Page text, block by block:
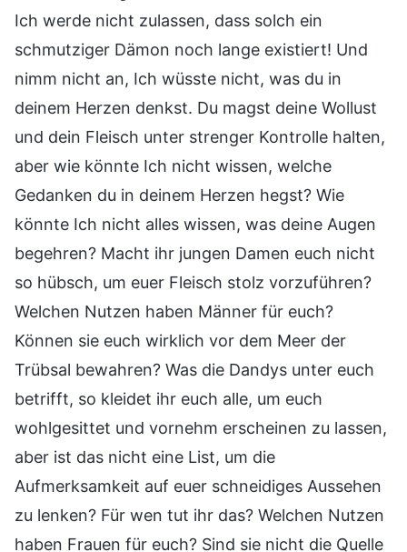
Ich werde nicht zulassen, dass solch ein
schmutziger Dämon noch lange existiert! Und
nimm nicht an, Ich wüsste nicht, was du in
deinem Herzen denkst. Du magst deine Wollust
und dein Fleisch unter strenger Kontrolle halten,
aber wie könnte Ich nicht wissen, welche
Gedanken du in deinem Herzen hegst? Wie
könnte Ich nicht alles wissen, was deine Augen
begehren? Macht ihr jungen Damen euch nicht
so hübsch, um euer Fleisch stolz vorzuführen?
Welchen Nutzen haben Männer für euch?
Können sie euch wirklich vor dem Meer der
Trübsal bewahren? Was die Dandys unter euch
betrifft, so kleidet ihr euch alle, um euch
wohlgesittet und vornehm erscheinen zu lassen,
aber ist das nicht eine List, um die
Aufmerksamkeit auf euer schneidiges Aussehen
zu lenken? Für wen tut ihr das? Welchen Nutzen
haben Frauen für euch? Sind sie nicht die Quelle